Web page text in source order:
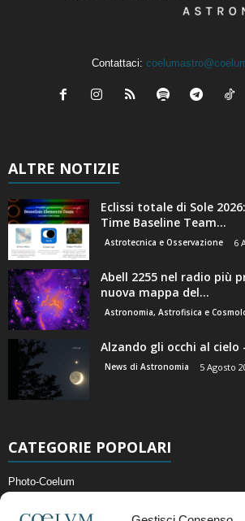
Contattaci:
ALTRE NOTIZIE
Eclissi totale di Sole
Time Baseline Team...
Astrotecnica e Osservazione 6
Abell 2255 nel radio più
nuova mappa del...
Astronomia, Astrofisica e
Alzando gli occhi al cielo
News di Astronomia 5 Agosto
CATEGORIE POPOLARI
Photo-Coelum